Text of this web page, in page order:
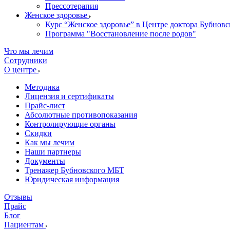
Прессотерапия
Женское здоровье
Курс “Женское здоровье” в Центре доктора
Программа "Восстановление после родов"
Что мы лечим
Сотрудники
О центре
Методика
Лицензия и сертификаты
Прайс-лист
Абсолютные противопоказания
Контролирующие органы
Скидки
Как мы лечим
Наши партнеры
Документы
Тренажер Бубновского МБТ
Юридическая информация
Отзывы
Прайс
Блог
Пациентам